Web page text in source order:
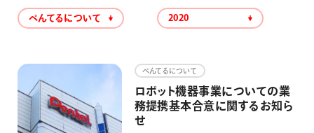
ブラッシュ（筆）
その他
採用情報
運営会社
ぺんてるについて 2020
ぺんてるについて
ロボット機器事業についての業
務提携基本合意に関するお知ら
せ